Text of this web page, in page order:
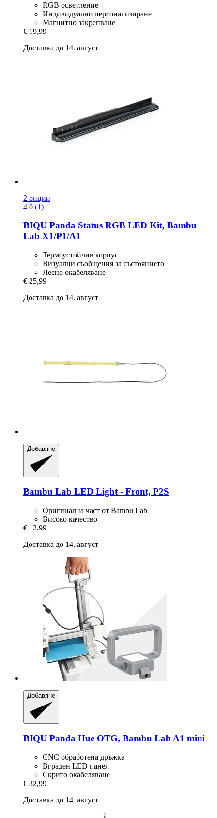
RGB осветление
Индивидуално персонализиране
Магнитно закрепване
€ 19,99
Доставка до 14. август
2 опции
4.0 (1)
BIQU Panda Status RGB LED Kit, Bambu
Lab X1/P1/A1
Термоустойчив корпус
Визуални съобщения за състоянието
Лесно окабеляване
€ 25,99
Доставка до 14. август
Добавяне
Bambu Lab LED Light -​ Front, P2S
Оригинална част от Bambu Lab
Високо качество
€ 12,99
Доставка до 14. август
Добавяне
BIQU Panda Hue OTG, Bambu Lab A1 mini
CNC обработена дръжка
Вграден LED панел
Скрито окабеляване
€ 32,99
Доставка до 14. август